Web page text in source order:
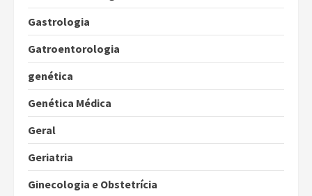
Gastrologia
Gatroentorologia
genética
Genética Médica
Geral
Geriatria
Ginecologia e Obstetrícia